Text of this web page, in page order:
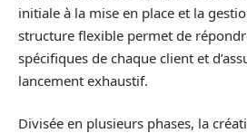
initiale à la mise en place et la
structure flexible permet de
spécifiques de chaque client et
lancement exhaustif.
Divisée en plusieurs phases, la